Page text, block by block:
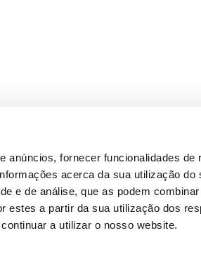
anúncios, fornecer funcionalidades de
acerca da sua utilização do
e de análise, que as podem
estes a partir da sua utilização dos
a utilizar o nosso website.